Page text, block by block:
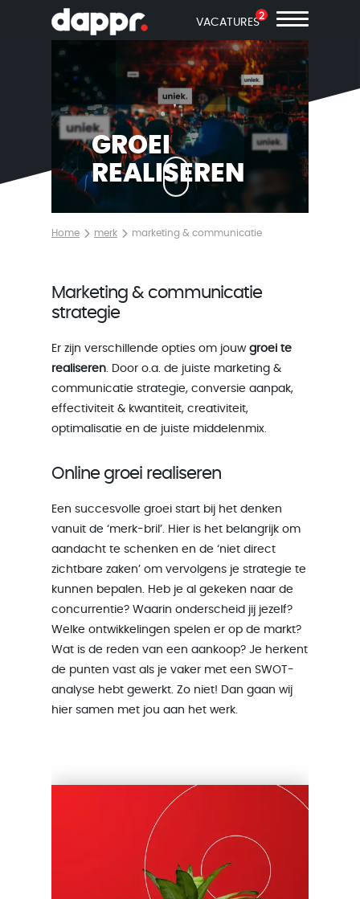
VACATURES
2
GROEI
REALISEREN
Home merk marketing & communicatie
Marketing & communicatie
strategie
Er zijn verschillende opties om jouw groei te
realiseren. Door o.a. de juiste marketing &
communicatie strategie, conversie aanpak,
effectiviteit & kwantiteit, creativiteit,
optimalisatie en de juiste middelenmix.
Online groei realiseren
Een succesvolle groei start bij het denken
vanuit de ‘merk-bril’. Hier is het belangrijk om
aandacht te schenken en de ‘niet direct
zichtbare zaken’ om vervolgens je strategie te
kunnen bepalen. Heb je al gekeken naar de
concurrentie? Waarin onderscheid jij jezelf?
Welke ontwikkelingen spelen er op de markt?
Wat is de reden van een aankoop? Je herkent
de punten vast als je vaker met een SWOT-
analyse hebt gewerkt. Zo niet! Dan gaan wij
hier samen met jou aan het werk.